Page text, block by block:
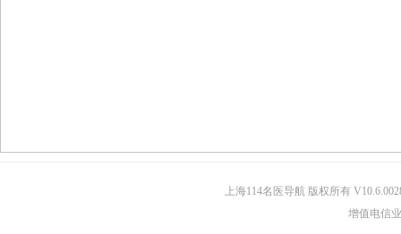
上海114名医导航 版权所有
增值电信